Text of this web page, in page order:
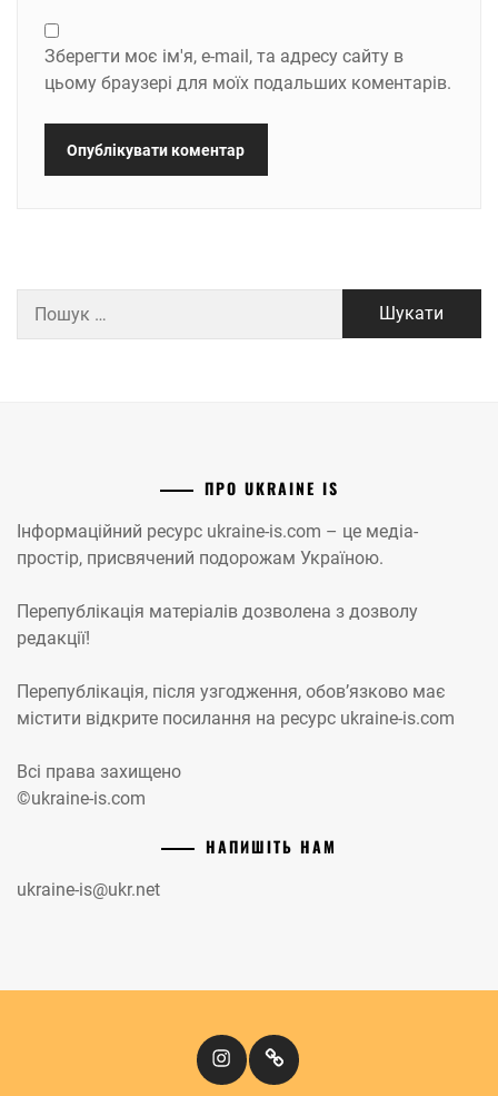
Зберегти моє ім'я, e-mail, та адресу сайту в
цьому браузері для моїх подальших коментарів.
ПРО UKRAINE IS
Інформаційний ресурс ukraine-is.com – це медіа-
простір, присвячений подорожам Україною.
Перепублікація матеріалів дозволена з дозволу
редакції!
Перепублікація, після узгодження, обов’язково має
містити відкрите посилання на ресурс ukraine-is.com
Всі права захищено
©ukraine-is.com
НАПИШІТЬ НАМ
ukraine-is@ukr.net
InstagramКіномандри